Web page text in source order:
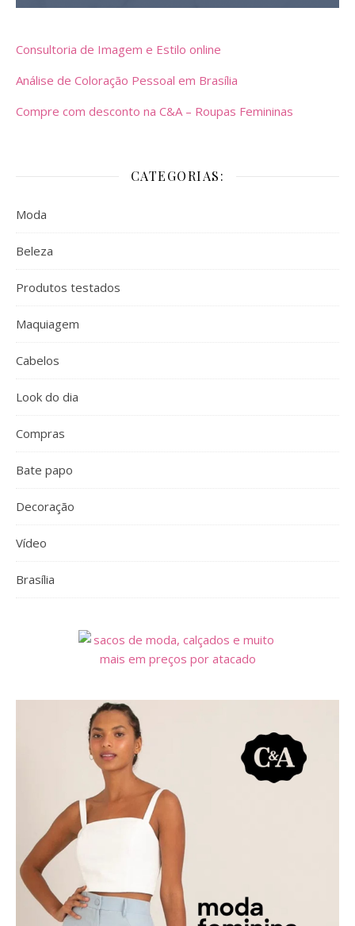
Consultoria de Imagem e Estilo online
Análise de Coloração Pessoal em Brasília
Compre com desconto na C&A – Roupas Femininas
CATEGORIAS:
Moda
Beleza
Produtos testados
Maquiagem
Cabelos
Look do dia
Compras
Bate papo
Decoração
Vídeo
Brasília